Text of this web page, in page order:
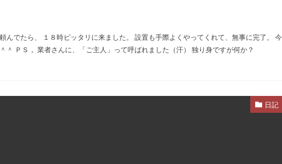
んでたら、 １８時ピッタリに来ました。 設置も手際よくやってくれて、無事に完了。 今
＾ ＰＳ， 業者さんに、「ご主人」って呼ばれました（汗） 独り身ですが何か？
日記